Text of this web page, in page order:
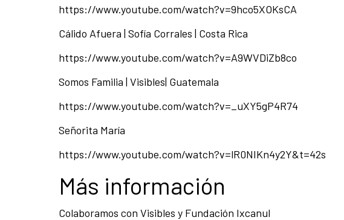
https://www.youtube.com/watch?v=9hco5XOKsCA
Cálido Afuera | Sofía Corrales | Costa Rica
https://www.youtube.com/watch?v=A9WVDiZb8co
Somos Familia | Visibles| Guatemala
https://www.youtube.com/watch?v=_uXY5gP4R74
Señorita María
https://www.youtube.com/watch?v=lR0NIKn4y2Y&t=42s
Más información
Colaboramos con Visibles y Fundación Ixcanul